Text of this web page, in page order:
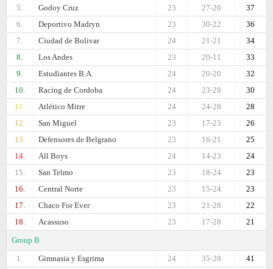
5.
Godoy Cruz 37
27-20
23
6.
Deportivo Madryn 36
30-22
23
7.
Ciudad de Bolivar 34
21-21
24
8.
Los Andes 33
20-11
23
9.
Estudiantes B.A. 32
20-20
24
10.
Racing de Cordoba 30
23-28
24
11.
Atlético Mitre 28
24-28
24
12.
San Miguel 26
17-23
23
13.
Defensores de Belgrano 25
16-21
23
14.
All Boys 24
14-23
24
15.
San Telmo 23
18-24
23
16.
Central Norte 23
15-24
23
17.
Chaco For Ever 22
21-28
23
18.
Acassuso 21
17-28
23
Group B
1.
Gimnasia y Esgrima 41
35-29
24